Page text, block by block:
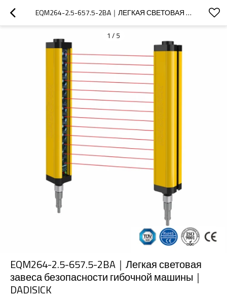
EQM264-2.5-657.5-2BA｜ЛЕГКАЯ СВЕТОВАЯ ЗАВЕСА БЕЗОПАСНОСТИ ГИБОЧНОЙ МАШИНЫ｜DADISICK
1 / 5
EQM264-2.5-657.5-2BA｜Легкая световая
завеса безопасности гибочной машины｜
DADISICK